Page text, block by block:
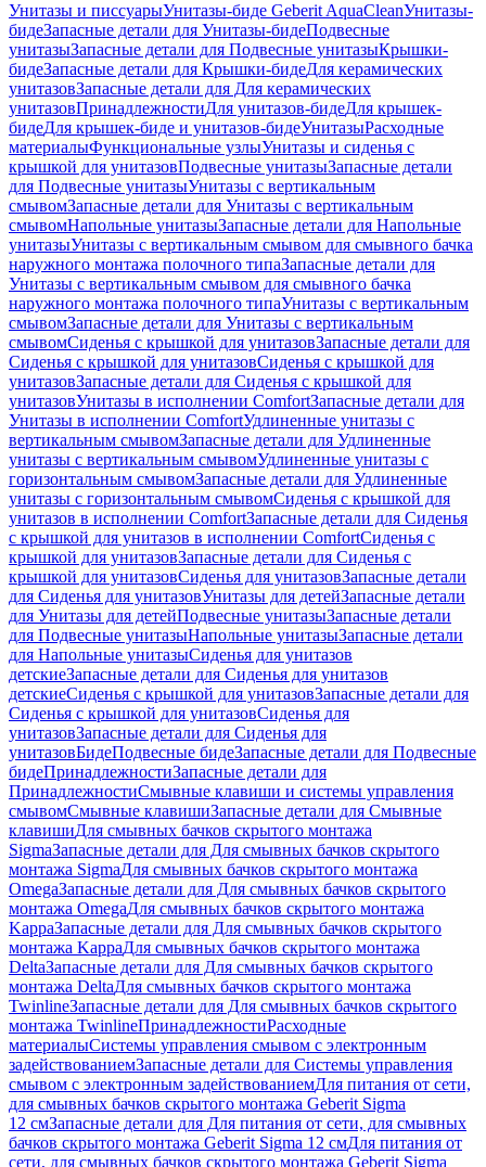
Унитазы и писсуарыУнитазы-биде Geberit AquaCleanУнитазы-
бидеЗапасные детали для Унитазы-бидеПодвесные
унитазыЗапасные детали для Подвесные унитазыКрышки-
бидеЗапасные детали для Крышки-бидеДля керамических
унитазовЗапасные детали для Для керамических
унитазовПринадлежностиДля унитазов-бидеДля крышек-
бидеДля крышек-биде и унитазов-бидеУнитазыРасходные
материалыФункциональные узлыУнитазы и сиденья с
крышкой для унитазовПодвесные унитазыЗапасные детали
для Подвесные унитазыУнитазы с вертикальным
смывомЗапасные детали для Унитазы с вертикальным
смывомНапольные унитазыЗапасные детали для Напольные
унитазыУнитазы с вертикальным смывом для смывного бачка
наружного монтажа полочного типаЗапасные детали для
Унитазы с вертикальным смывом для смывного бачка
наружного монтажа полочного типаУнитазы с вертикальным
смывомЗапасные детали для Унитазы с вертикальным
смывомСиденья с крышкой для унитазовЗапасные детали для
Сиденья с крышкой для унитазовСиденья с крышкой для
унитазовЗапасные детали для Сиденья с крышкой для
унитазовУнитазы в исполнении ComfortЗапасные детали для
Унитазы в исполнении ComfortУдлиненные унитазы с
вертикальным смывомЗапасные детали для Удлиненные
унитазы с вертикальным смывомУдлиненные унитазы с
горизонтальным смывомЗапасные детали для Удлиненные
унитазы с горизонтальным смывомСиденья с крышкой для
унитазов в исполнении ComfortЗапасные детали для Сиденья
с крышкой для унитазов в исполнении ComfortСиденья с
крышкой для унитазовЗапасные детали для Сиденья с
крышкой для унитазовСиденья для унитазовЗапасные детали
для Сиденья для унитазовУнитазы для детейЗапасные детали
для Унитазы для детейПодвесные унитазыЗапасные детали
для Подвесные унитазыНапольные унитазыЗапасные детали
для Напольные унитазыСиденья для унитазов
детскиеЗапасные детали для Сиденья для унитазов
детскиеСиденья с крышкой для унитазовЗапасные детали для
Сиденья с крышкой для унитазовСиденья для
унитазовЗапасные детали для Сиденья для
унитазовБидеПодвесные бидеЗапасные детали для Подвесные
бидеПринадлежностиЗапасные детали для
ПринадлежностиСмывные клавиши и системы управления
смывомСмывные клавишиЗапасные детали для Смывные
клавишиДля смывных бачков скрытого монтажа
SigmaЗапасные детали для Для смывных бачков скрытого
монтажа SigmaДля смывных бачков скрытого монтажа
OmegaЗапасные детали для Для смывных бачков скрытого
монтажа OmegaДля смывных бачков скрытого монтажа
KappaЗапасные детали для Для смывных бачков скрытого
монтажа KappaДля смывных бачков скрытого монтажа
DeltaЗапасные детали для Для смывных бачков скрытого
монтажа DeltaДля смывных бачков скрытого монтажа
TwinlineЗапасные детали для Для смывных бачков скрытого
монтажа TwinlineПринадлежностиРасходные
материалыСистемы управления смывом с электронным
задействованиемЗапасные детали для Системы управления
смывом с электронным задействованиемДля питания от сети,
для смывных бачков скрытого монтажа Geberit Sigma
12 смЗапасные детали для Для питания от сети, для смывных
бачков скрытого монтажа Geberit Sigma 12 смДля питания от
сети, для смывных бачков скрытого монтажа Geberit Sigma